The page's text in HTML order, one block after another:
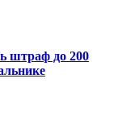
штраф до 200